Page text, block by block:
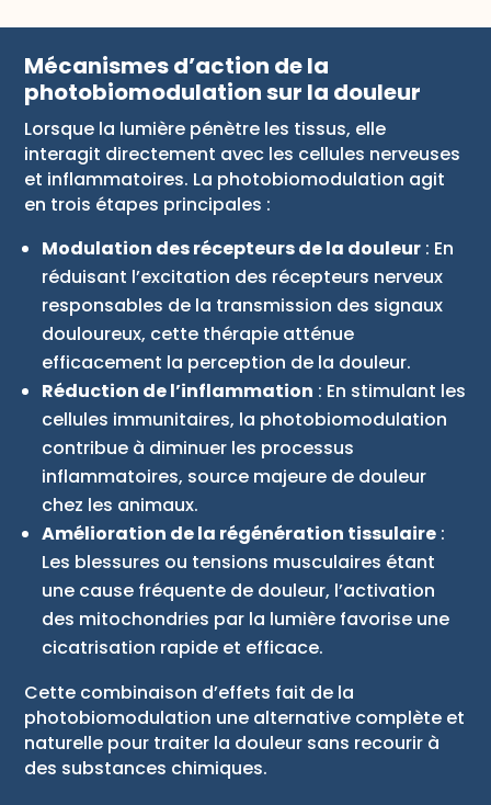
Mécanismes d’action de la
photobiomodulation sur la douleur
Lorsque la lumière pénètre les tissus, elle
interagit directement avec les cellules nerveuses
et inflammatoires. La photobiomodulation agit
en trois étapes principales :
Modulation des récepteurs de la douleur : En
réduisant l’excitation des récepteurs nerveux
responsables de la transmission des signaux
douloureux, cette thérapie atténue
efficacement la perception de la douleur.
Réduction de l’inflammation : En stimulant les
cellules immunitaires, la photobiomodulation
contribue à diminuer les processus
inflammatoires, source majeure de douleur
chez les animaux.
Amélioration de la régénération tissulaire :
Les blessures ou tensions musculaires étant
une cause fréquente de douleur, l’activation
des mitochondries par la lumière favorise une
cicatrisation rapide et efficace.
Cette combinaison d’effets fait de la
photobiomodulation une alternative complète et
naturelle pour traiter la douleur sans recourir à
des substances chimiques.